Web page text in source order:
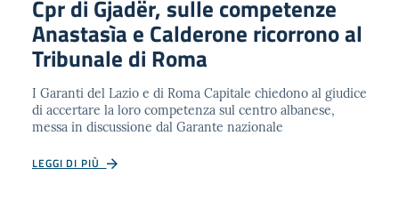
Cpr di Gjadër, sulle competenze
Anastasìa e Calderone ricorrono al
Tribunale di Roma
I Garanti del Lazio e di Roma Capitale chiedono al giudice
di accertare la loro competenza sul centro albanese,
messa in discussione dal Garante nazionale
LEGGI DI PIÙ